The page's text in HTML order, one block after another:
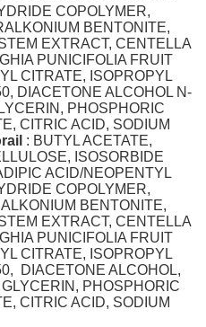
COPOLYMER,
BENTONITE,
EXTRACT, CENTELLA
PUNICIFOLIA FRUIT
CITRATE, ISOPROPYL
DIACETONE ALCOHOL N-
PHOSPHORIC
CITRIC ACID, SODIUM
: BUTYL ACETATE,
ISOSORBIDE
ACID/NEOPENTYL
COPOLYMER,
BENTONITE,
EXTRACT, CENTELLA
PUNICIFOLIA FRUIT
CITRATE, ISOPROPYL
DIACETONE ALCOHOL,
PHOSPHORIC
CITRIC ACID, SODIUM